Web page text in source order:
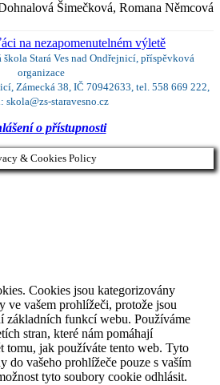
Šimečková, Romana Němcová
na nezapomenutelném výletě
Stará Ves nad Ondřejnicí, příspěvková
organizace
Zámecká 38, IČ 70942633, tel. 558 669 222,
skola@zs-staravesno.cz
o přístupnosti
& Cookies Policy
Cookies jsou kategorizovány
ve vašem prohlížeči, protože jsou
základních funkcí webu. Používáme
stran, které nám pomáhají
tomu, jak používáte tento web. Tyto
do vašeho prohlížeče pouze s vaším
tyto soubory cookie odhlásit.